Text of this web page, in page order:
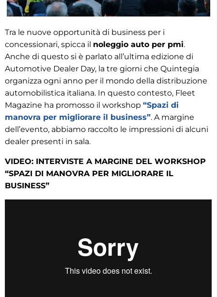
Tra le nuove opportunità di business per i
concessionari, spicca il noleggio auto per pmi.
Anche di questo si è parlato all’ultima edizione di
Automotive Dealer Day, la tre giorni che Quintegia
organizza ogni anno per il mondo della distribuzione
automobilistica italiana. In questo contesto, Fleet
Magazine ha promosso il workshop “Spazi di
manovra per migliorare il business”. A margine
dell’evento, abbiamo raccolto le impressioni di alcuni
dealer presenti in sala.
VIDEO: INTERVISTE A MARGINE DEL WORKSHOP
“SPAZI DI MANOVRA PER MIGLIORARE IL
BUSINESS”